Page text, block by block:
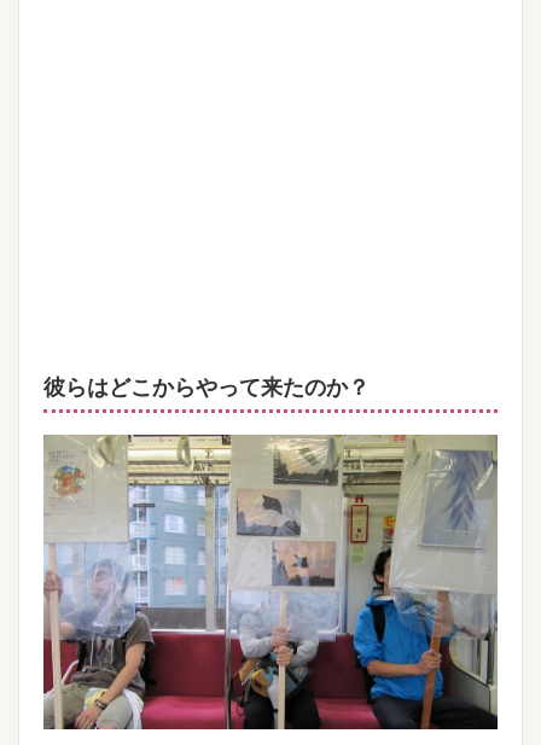
彼らはどこからやって来たのか？